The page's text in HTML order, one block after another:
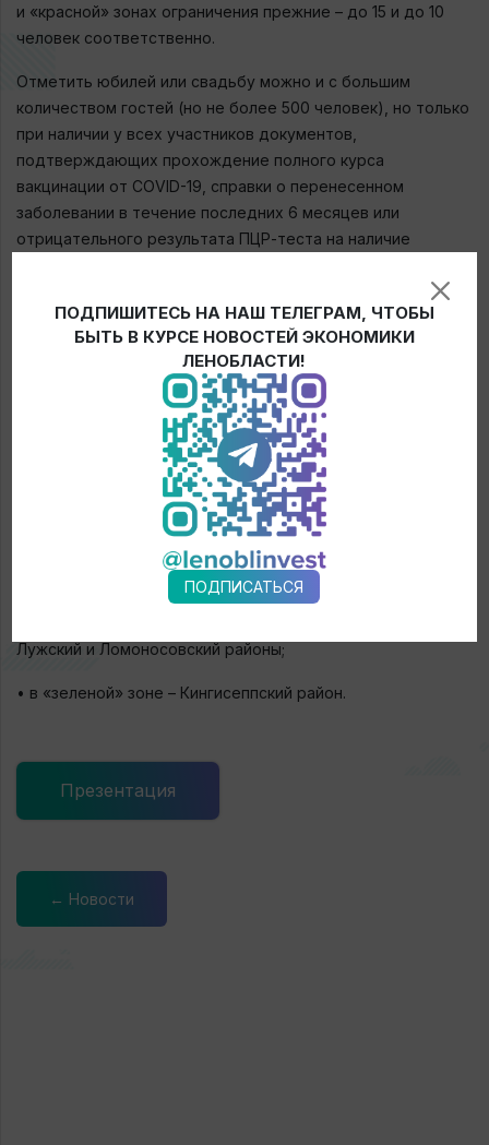
и «красной» зонах ограничения прежние – до 15 и до 10
человек соответственно.
Отметить юбилей или свадьбу можно и с большим
количеством гостей (но не более 500 человек), но только
при наличии у всех участников документов,
подтверждающих прохождение полного курса
вакцинации от COVID-19, справки о перенесенном
заболевании в течение последних 6 месяцев или
отрицательного результата ПЦР-теста на наличие
Также постановлением деятельность передвижных
цирков шапито запрещена во всех районах
Ленинградской области.
Сегодня распределение районов Ленинградской области
по зонам выглядит следующим образом:
• в «красной» зоне – Выборгский, Бокситогорский,
Гатчинский, Тихвинский Сланцевский, Всеволожский,
Лодейнопольский районы и Сосновый Бор;
• в «желтой» зоне – Волховский, Кировский, Киришский,
Лужский и Ломоносовский районы;
• в «зеленой» зоне – Кингисеппский район.
Презентация
← Новости
ПОДПИШИТЕСЬ НА НАШ ТЕЛЕГРАМ, ЧТОБЫ
БЫТЬ В КУРСЕ НОВОСТЕЙ ЭКОНОМИКИ
ЛЕНОБЛАСТИ!
ПОДПИСАТЬСЯ